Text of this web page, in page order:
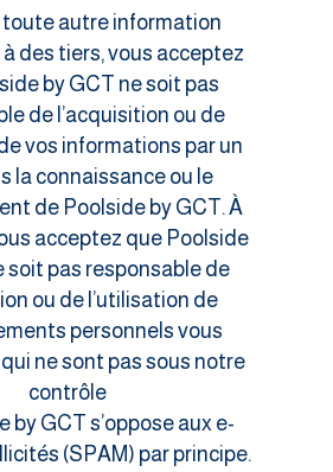
toute autre information
des tiers, vous acceptez
by GCT ne soit pas
de l’acquisition ou de
vos informations par un
la connaissance ou le
de Poolside by GCT. À
acceptez que Poolside
soit pas responsable de
ou de l’utilisation de
personnels vous
ne sont pas sous notre
contrôle
by GCT s’oppose aux e-
(SPAM) par principe.